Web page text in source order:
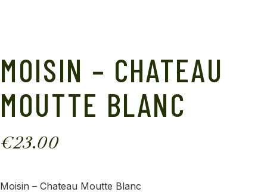
MOISIN – CHATEAU
MOUTTE BLANC
€23.00
Moisin – Chateau Moutte Blanc